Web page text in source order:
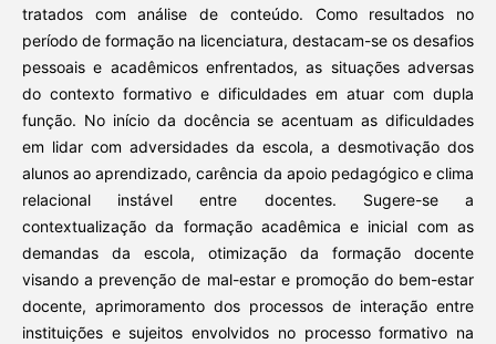
tratados com análise de conteúdo. Como resultados no
período de formação na licenciatura, destacam-se os desafios
pessoais e acadêmicos enfrentados, as situações adversas
do contexto formativo e dificuldades em atuar com dupla
função. No início da docência se acentuam as dificuldades
em lidar com adversidades da escola, a desmotivação dos
alunos ao aprendizado, carência da apoio pedagógico e clima
relacional instável entre docentes. Sugere-se a
contextualização da formação acadêmica e inicial com as
demandas da escola, otimização da formação docente
visando a prevenção de mal-estar e promoção do bem-estar
docente, aprimoramento dos processos de interação entre
instituições e sujeitos envolvidos no processo formativo na